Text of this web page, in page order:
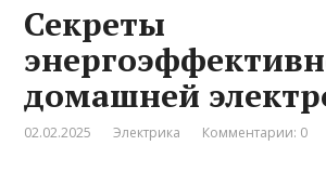
Секреты
домашней
02.02.2025 Электрика Комментарии: 0